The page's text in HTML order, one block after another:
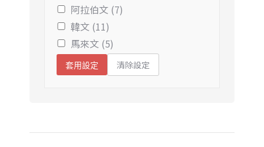
阿拉伯文 (7)
韓文 (11)
馬來文 (5)
套用設定 清除設定